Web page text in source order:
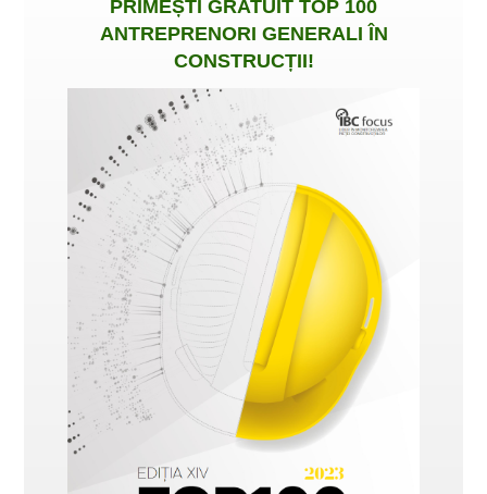
PRIMEȘTI GRATUIT TOP 100
ANTREPRENORI GENERALI ÎN
CONSTRUCȚII!